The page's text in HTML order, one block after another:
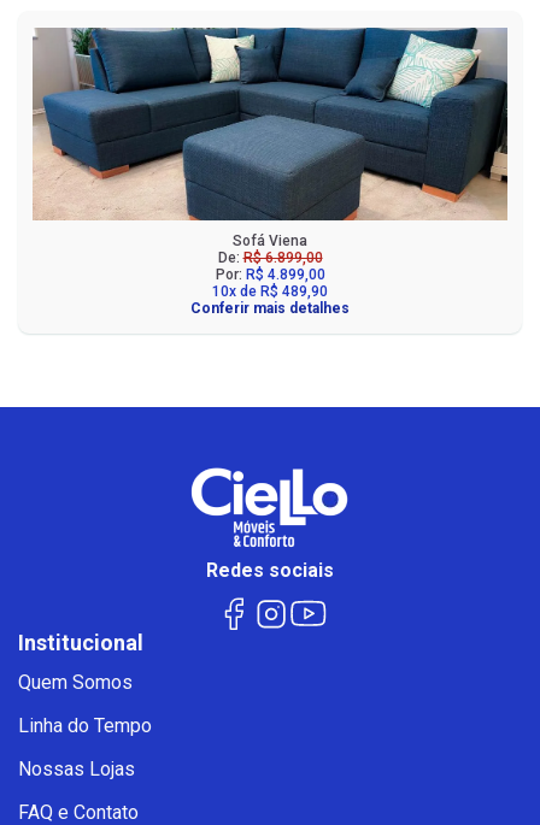
Sofá Viena
De:R$ 6.899,00
Por: R$ 4.899,00
10x de R$ 489,90
Conferir mais detalhes
Redes sociais
Institucional
Quem Somos
Linha do Tempo
Nossas Lojas
FAQ e Contato